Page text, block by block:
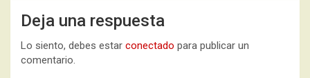
Deja una respuesta
Lo siento, debes estar conectado para publicar un
comentario.